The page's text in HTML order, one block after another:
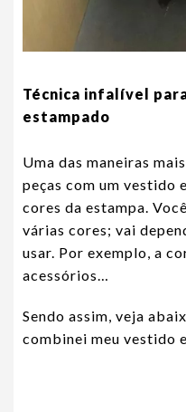
Técnica infalível
estampado
Uma das maneiras
peças com um vestido
cores da estampa.
várias cores; vai
usar. Por exemplo, a
acessórios…
Sendo assim, veja
combinei meu vestido